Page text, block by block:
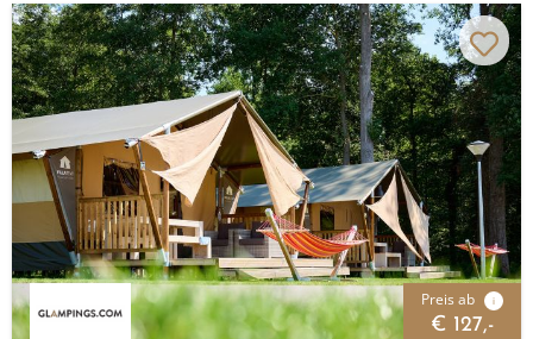
Preis ab i
€ 127,-